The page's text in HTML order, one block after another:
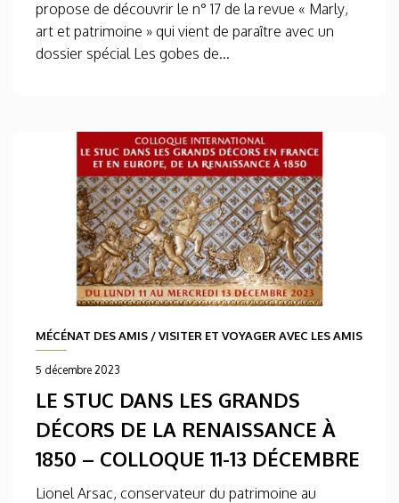
propose de découvrir le n° 17 de la revue « Marly,
art et patrimoine » qui vient de paraître avec un
dossier spécial Les gobes de...
MÉCÉNAT DES AMIS /VISITER ET VOYAGER AVEC LES AMIS
5 décembre 2023
LE STUC DANS LES GRANDS
DÉCORS DE LA RENAISSANCE À
1850 – COLLOQUE 11-13 DÉCEMBRE
Lionel Arsac, conservateur du patrimoine au